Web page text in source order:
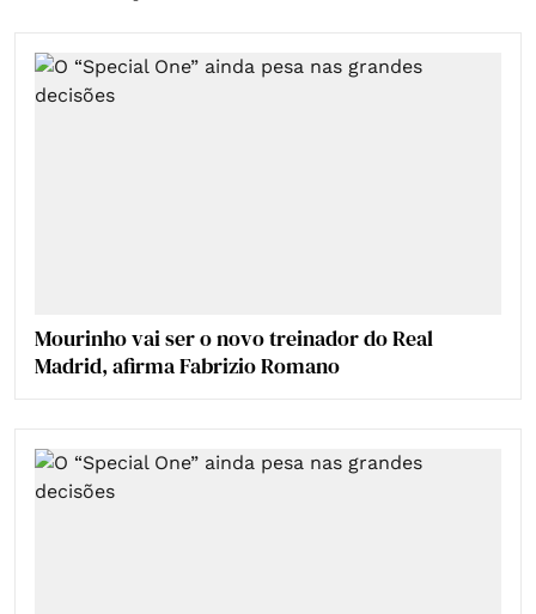
Mourinho vai ser o novo treinador do Real
Madrid, afirma Fabrizio Romano